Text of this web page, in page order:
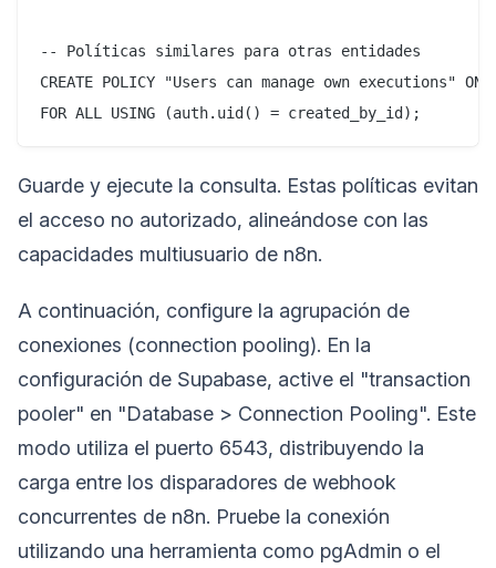
-- Políticas similares para otras entidades
CREATE POLICY "Users can manage own executions"
Guarde y ejecute la consulta. Estas políticas evitan
el acceso no autorizado, alineándose con las
capacidades multiusuario de n8n.
A continuación, configure la agrupación de
conexiones (connection pooling). En la
configuración de Supabase, active el "transaction
pooler" en "Database > Connection Pooling". Este
modo utiliza el puerto 6543, distribuyendo la
carga entre los disparadores de webhook
concurrentes de n8n. Pruebe la conexión
utilizando una herramienta como pgAdmin o el